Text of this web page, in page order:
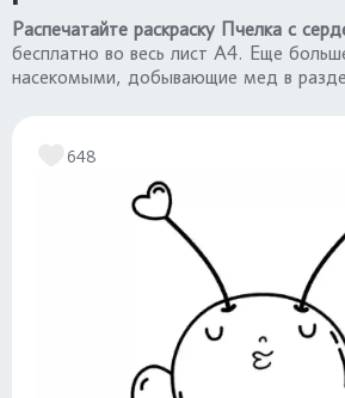
Распечатайте раскраску Пчелка с
бесплатно во весь лист А4. Еще
насекомыми, добывающие мед в
648